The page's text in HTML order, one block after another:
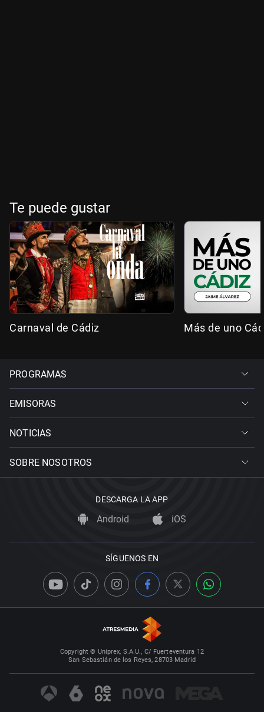
Te puede gustar
Carnaval de Cádiz Más de uno
PROGRAMAS
EMISORAS
NOTICIAS
SOBRE NOSOTROS
DESCARGA LA APP
Android iOS
SÍGUENOS EN
Copyright © Uniprex, S.A.U., C/ Fuerteventura 12
San Sebastián de los Reyes, 28703 Madrid